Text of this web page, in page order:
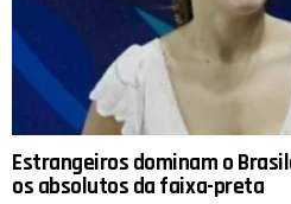
Estrangeiros dominam o
os absolutos da faixa-preta